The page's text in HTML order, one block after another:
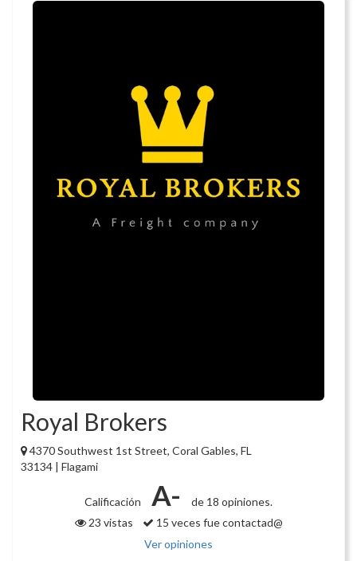
Royal Brokers
4370 Southwest 1st Street, Coral Gables, FL
33134 | Flagami
Calificación A-
de 18 opiniones.
23 vistas
15 veces fue contactad@
Ver opiniones